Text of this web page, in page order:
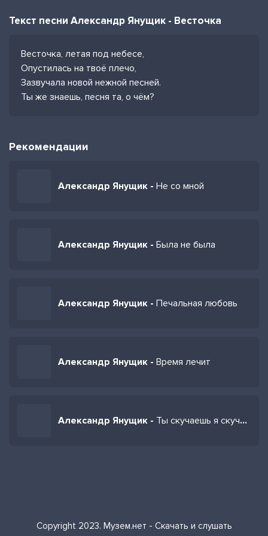
Текст песни Александр Янущик - Весточка
Весточка, летая под небесе,
Опустилась на твоё плечо,
Зазвучала новой нежной песней.
Ты же знаешь, песня та, о чём?
Рекомендации
Александр Янущик - Не со мной
Александр Янущик - Была не была
Александр Янущик - Печальная любовь
Александр Янущик - Время лечит
Александр Янущик - Ты скучаешь я скучаю
Copyright 2023. Музем.нет - Скачать и слушать